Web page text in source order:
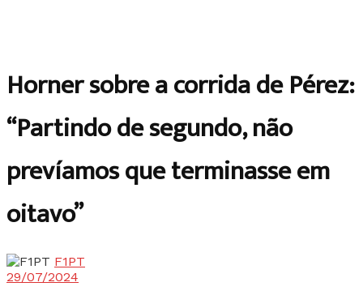
Horner sobre a corrida de Pérez:
“Partindo de segundo, não
prevíamos que terminasse em
oitavo”
F1PT
29/07/2024